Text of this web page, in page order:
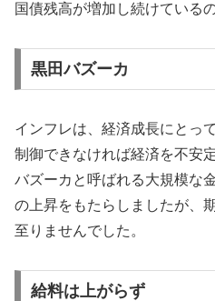
国債残高が増加し続けている
黒田バズーカ
インフレは、経済成長にとっ
制御できなければ経済を不安
バズーカと呼ばれる大規模な
の上昇をもたらしましたが、
至りませんでした。
給料は上がらず